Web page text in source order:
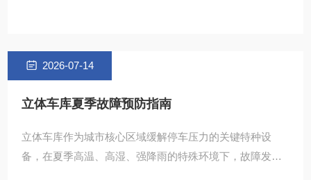
2026-07-14
立体车库夏季故障预防指南
立体车库作为城市核心区域缓解停车压力的关键特种设
备，在夏季高温、高湿、强降雨的特殊环境下，故障发生